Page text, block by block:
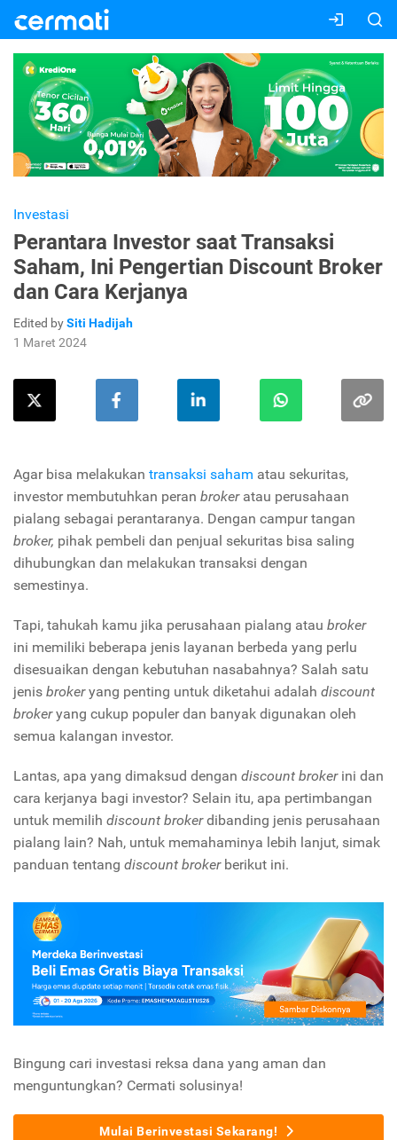
Investasi
Perantara Investor saat Transaksi
Saham, Ini Pengertian Discount Broker
dan Cara Kerjanya
Edited bySiti Hadijah
1 Maret 2024
Agar bisa melakukan transaksi saham atau sekuritas,
investor membutuhkan peran broker atau perusahaan
pialang sebagai perantaranya. Dengan campur tangan
broker, pihak pembeli dan penjual sekuritas bisa saling
dihubungkan dan melakukan transaksi dengan
semestinya.
Tapi, tahukah kamu jika perusahaan pialang atau broker
ini memiliki beberapa jenis layanan berbeda yang perlu
disesuaikan dengan kebutuhan nasabahnya? Salah satu
jenis brokeryang penting untuk diketahui adalah discount
brokeryang cukup populer dan banyak digunakan oleh
semua kalangan investor.
Lantas, apa yang dimaksud dengan discount broker ini dan
cara kerjanya bagi investor? Selain itu, apa pertimbangan
untuk memilih discount brokerdibanding jenis perusahaan
pialang lain? Nah, untuk memahaminya lebih lanjut, simak
panduan tentang discount broker berikut ini.
Bingung cari investasi reksa dana yang aman dan
menguntungkan? Cermati solusinya!
Mulai Berinvestasi Sekarang!